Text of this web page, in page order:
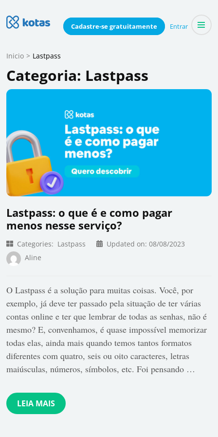
Cadastre-segratuitamente Entrar
to
(Press
Blog do Kotas
Dicas e conteúdo relevante para economizar coletivamente
Inicio > Lastpass
Categoria: Lastpass
Lastpass: o que é e como pagar
menos nesse serviço?
Categories: Lastpass Updated on: 08/08/2023
Aline
O Lastpass é a solução para muitas coisas. Você, por
exemplo, já deve ter passado pela situação de ter várias
contas online e ter que lembrar de todas as senhas, não é
mesmo? E, convenhamos, é quase impossível memorizar
todas elas, ainda mais quando temos tantos formatos
diferentes com quatro, seis ou oito caracteres, letras
maiúsculas, números, símbolos, etc. Foi pensando …
LEIA MAIS